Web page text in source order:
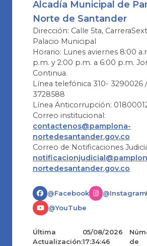
Alcadía Municipal de
Norte de Santander
Dirección: Calle 5ta,
Palacio Municipal
Horario: Lunes aviernes 8:00
p.m. y 2:00 p.m. a 6:00 p.m.
Continua.
Línea telefónica 310- 3290026
3728588
Línea Anticorrupción:
Correo institucional:
contactenos@pamplona-
nortedesantander.gov.co
Correo de Notificaciones
nortedesantander.gov.co
@Facebook @Instagram
@YouTube
Última
Actualización:
05/08/2026
17:34:46
de